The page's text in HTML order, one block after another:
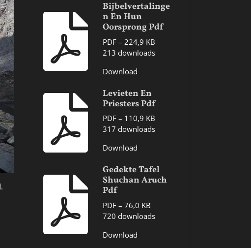
Bijbelvertalinge
n En Hun
Oorsprong Pdf
PDF – 224,9 KB
213 downloads
Download
Levieten En
Priesters Pdf
PDF – 110,9 KB
317 downloads
Download
Gedekte Tafel
Shuchan Aruch
Pdf
PDF – 76,0 KB
720 downloads
Download